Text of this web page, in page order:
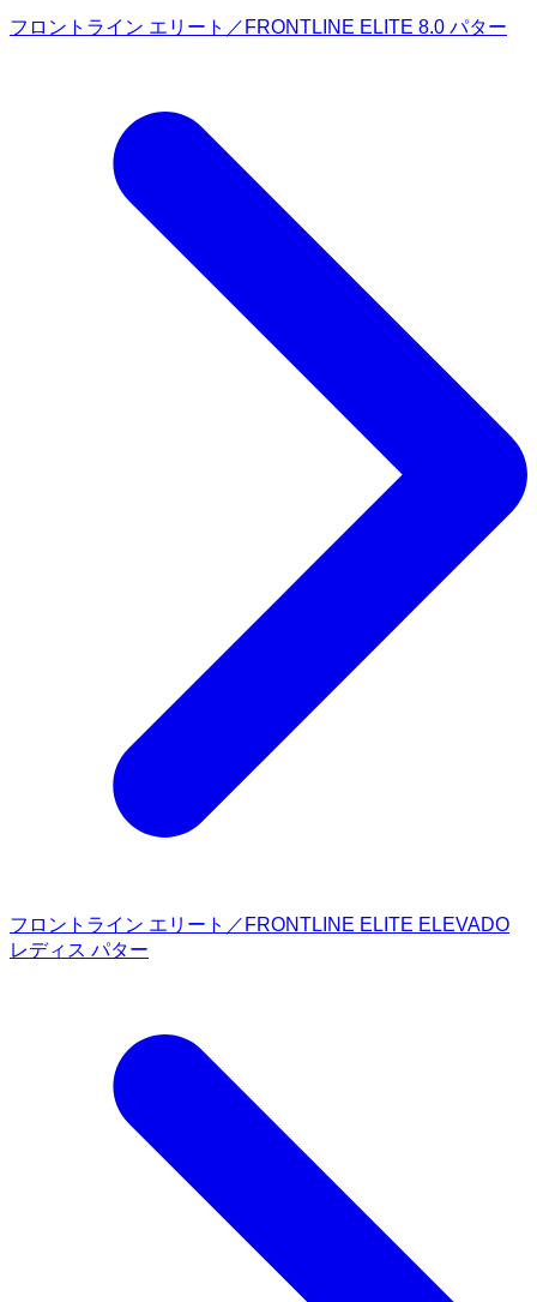
フロントライン エリート／FRONTLINE ELITE 8.0 パター
フロントライン エリート／FRONTLINE ELITE ELEVADO
レディス パター